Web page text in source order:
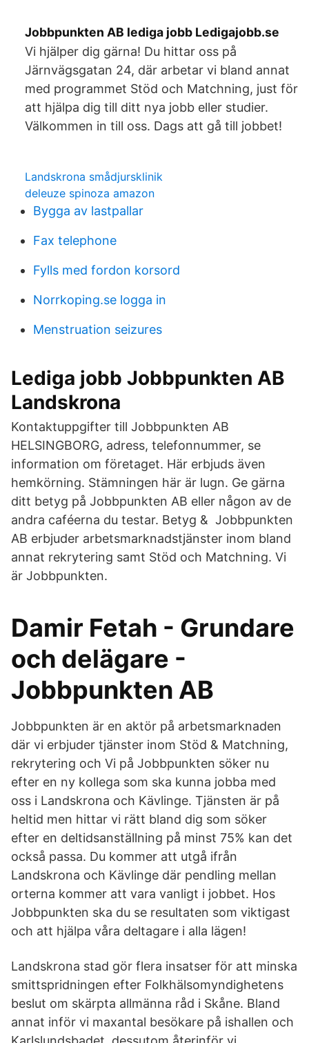
Jobbpunkten AB lediga jobb Ledigajobb.se
Vi hjälper dig gärna! Du hittar oss på
Järnvägsgatan 24, där arbetar vi bland annat
med programmet Stöd och Matchning, just för
att hjälpa dig till ditt nya jobb eller studier.
Välkommen in till oss. Dags att gå till jobbet!
Landskrona smådjursklinik
deleuze spinoza amazon
Bygga av lastpallar
Fax telephone
Fylls med fordon korsord
Norrkoping.se logga in
Menstruation seizures
Lediga jobb Jobbpunkten AB
Landskrona
Kontaktuppgifter till Jobbpunkten AB
HELSINGBORG, adress, telefonnummer, se
information om företaget. Här erbjuds även
hemkörning. Stämningen här är lugn. Ge gärna
ditt betyg på Jobbpunkten AB eller någon av de
andra caféerna du testar. Betyg & Jobbpunkten
AB erbjuder arbetsmarknadstjänster inom bland
annat rekrytering samt Stöd och Matchning. Vi
är Jobbpunkten.
Damir Fetah - Grundare
och delägare -
Jobbpunkten AB
Jobbpunkten är en aktör på arbetsmarknaden
där vi erbjuder tjänster inom Stöd & Matchning,
rekrytering och Vi på Jobbpunkten söker nu
efter en ny kollega som ska kunna jobba med
oss i Landskrona och Kävlinge. Tjänsten är på
heltid men hittar vi rätt bland dig som söker
efter en deltidsanställning på minst 75% kan det
också passa. Du kommer att utgå ifrån
Landskrona och Kävlinge där pendling mellan
orterna kommer att vara vanligt i jobbet. Hos
Jobbpunkten ska du se resultaten som viktigast
och att hjälpa våra deltagare i alla lägen!
Landskrona stad gör flera insatser för att minska
smittspridningen efter Folkhälsomyndighetens
beslut om skärpta allmänna råd i Skåne. Bland
annat inför vi maxantal besökare på ishallen och